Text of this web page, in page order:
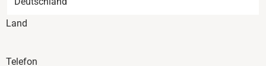
Land
Telefon